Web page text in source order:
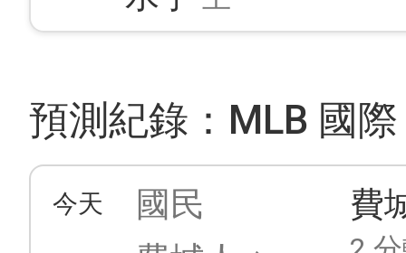
預測紀錄：MLB 國
今天
國民
費